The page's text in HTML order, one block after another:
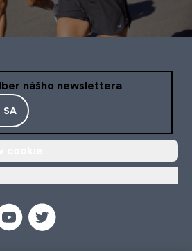
nášho newslettera
SA